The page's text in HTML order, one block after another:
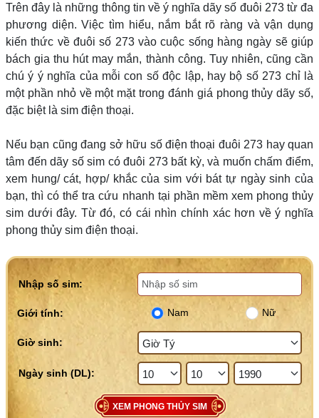
Trên đây là những thông tin về ý nghĩa dãy số đuôi 273 từ đa
phương diện. Việc tìm hiểu, nắm bắt rõ ràng và vận dụng
kiến thức về đuôi số 273 vào cuộc sống hàng ngày sẽ giúp
bách gia thu hút may mắn, thành công. Tuy nhiên, cũng cần
chú ý ý nghĩa của mỗi con số độc lập, hay bộ số 273 chỉ là
một phần nhỏ về một mặt trong đánh giá phong thủy dãy số,
đặc biệt là sim điện thoại.
Nếu bạn cũng đang sở hữu số điện thoại đuôi 273 hay quan
tâm đến dãy số sim có đuôi 273 bất kỳ, và muốn chấm điểm,
xem hung/ cát, hợp/ khắc của sim với bát tự ngày sinh của
bạn, thì có thể tra cứu nhanh tại phần mềm xem phong thủy
sim dưới đây. Từ đó, có cái nhìn chính xác hơn về ý nghĩa
phong thủy sim điện thoại.
Nhập số sim:
Giới tính: Nam Nữ
Giờ sinh:
XEM PHONG THỦY SIM